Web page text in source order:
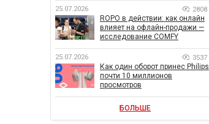
25.07.2026 2808
ROPO в действии: как онлайн
влияет на офлайн-продажи —
исследование COMFY
25.07.2026 3537
Как один оборот принес Philips
почти 10 миллионов
просмотров
БОЛЬШЕ